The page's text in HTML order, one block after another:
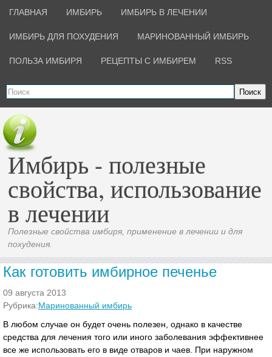
ГЛАВНАЯ ИМБИРЬ ИМБИРЬ В ЛЕЧЕНИИ
ИМБИРЬ ДЛЯ ПОХУДЕНИЯ МАРИНОВАННЫЙ ИМБИРЬ
ПОЛЬЗА ИМБИРЯ РЕЦЕПТЫ С ИМБИРЕМ RSS
Поиск
Имбирь - полезные
свойства, использование
в лечении
Полезные свойства имбиря, применение в лечении и для
похудения.
Как готовить имбирное печенье
09 августа 2013
Рубрика:Маринованный имбирь
В любом случае он будет очень полезен, однако в качестве
средства для лечения того или иного заболевания эффективнее
все же использовать его в виде отваров и чаев. При наружном